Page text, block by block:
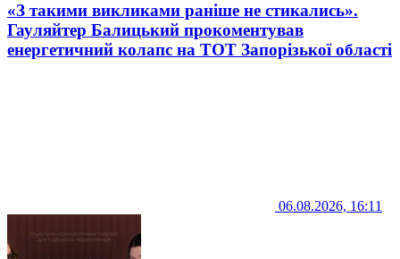
«З такими викликами раніше не стикались».
Гауляйтер Балицький прокоментував
енергетичний колапс на ТОТ Запорізької області
06.08.2026, 16:11